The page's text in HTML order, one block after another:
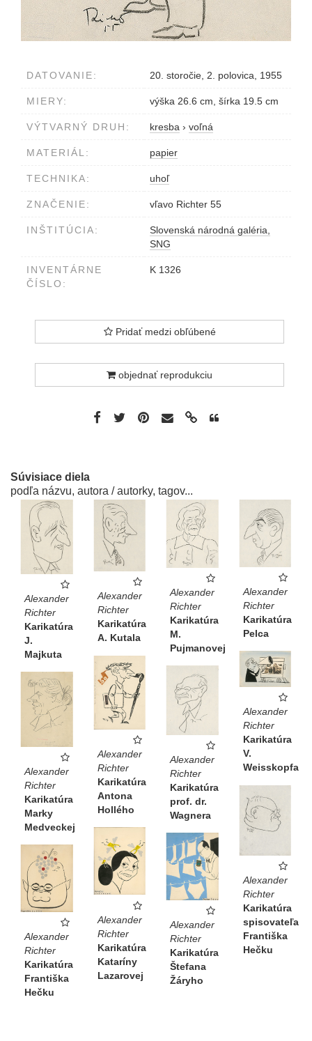
DATOVANIE: 20. storočie, 2. polovica, 1955
MIERY: výška 26.6 cm, šírka 19.5 cm
VÝTVARNÝ DRUH: kresba › voľná
MATERIÁL: papier
TECHNIKA: uhoľ
ZNAČENIE: vľavo Richter 55
INŠTITÚCIA:
Slovenská národná galéria,
SNG
INVENTÁRNE
ČÍSLO:
K 1326
Pridať medzi obľúbené
objednať reprodukciu
Súvisiace diela
podľa názvu, autora / autorky, tagov...
Alexander
Richter
Karikatúra
J.
Majkuta
Alexander
Richter
Karikatúra
A. Kutala
Alexander
Richter
Karikatúra
M.
Pujmanovej
Alexander
Richter
Karikatúra
Pelca
Alexander
Richter
Karikatúra
V.
Weisskopfa
Alexander
Richter
Karikatúra
Antona
Hollého
Alexander
Richter
Karikatúra
prof. dr.
Wagnera
Alexander
Richter
Karikatúra
Marky
Medveckej
Alexander
Richter
Karikatúra
spisovateľa
Františka
Hečku
Alexander
Richter
Karikatúra
Kataríny
Lazarovej
Alexander
Richter
Karikatúra
Štefana
Žáryho
Alexander
Richter
Karikatúra
Františka
Hečku